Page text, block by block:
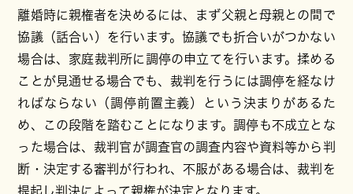
離婚時に親権者を決めるには、まず父親と母親との間で
協議（話合い）を行います。協議でも折合いがつかない
場合は、家庭裁判所に調停の申立てを行います。揉める
ことが見通せる場合でも、裁判を行うには調停を経なけ
ればならない（調停前置主義）という決まりがあるた
め、この段階を踏むことになります。調停も不成立とな
った場合は、裁判官が調査官の調査内容や資料等から判
断・決定する審判が行われ、不服がある場合は、裁判を
提起し判決によって親権が決定となります。